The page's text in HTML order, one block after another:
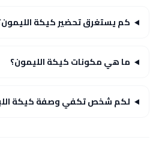
كم يستغرق تحضير كيكة
ما هي مكونات كيكة الليمون؟
لكم شخص تكفي وصفة كيكة